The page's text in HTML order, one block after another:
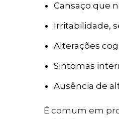
Cansaço que
Irritabilidade,
Alterações
Sintomas
Ausência de
É comum em